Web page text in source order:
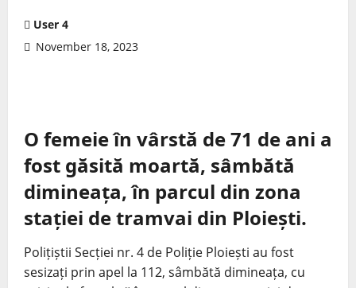
User 4
November 18, 2023
O femeie în vârstă de 71 de ani a
fost găsită moartă, sâmbătă
dimineața, în parcul din zona
stației de tramvai din Ploiești.
Polițiștii Secției nr. 4 de Poliție Ploiești au fost
sesizați prin apel la 112, sâmbătă dimineața, cu